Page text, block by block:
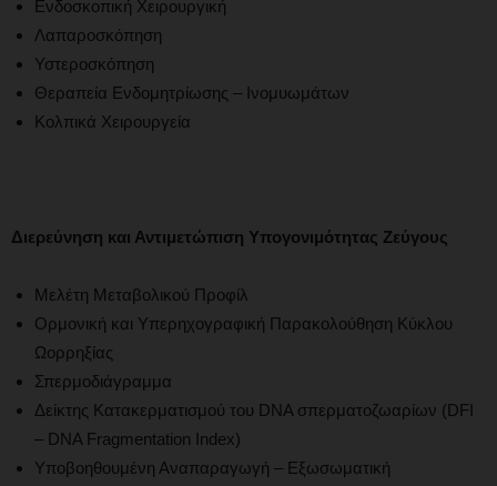
Ενδοσκοπική Χειρουργική
Λαπαροσκόπηση
Υστεροσκόπηση
Θεραπεία Ενδομητρίωσης – Ινομυωμάτων
Κολπικά Χειρουργεία
Διερεύνηση και Αντιμετώπιση Υπογονιμότητας Ζεύγους
Μελέτη Μεταβολικού Προφίλ
Ορμονική και Υπερηχογραφική Παρακολούθηση Κύκλου
Ωορρηξίας
Σπερμοδιάγραμμα
Δείκτης Κατακερματισμού του DNA σπερματοζωαρίων (DFI
– DNA Fragmentation Index)
Υποβοηθουμένη Αναπαραγωγή – Εξωσωματική